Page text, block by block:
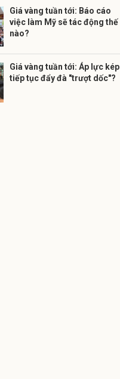
Giá vàng tuần tới: Báo cáo
việc làm Mỹ sẽ tác động thế
nào?
Giá vàng tuần tới: Áp lực kép
tiếp tục đẩy đà "trượt dốc"?